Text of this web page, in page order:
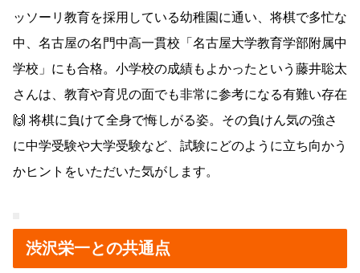
ッソーリ教育を採用している幼稚園に通い、将棋で多忙な
中、名古屋の名門中高一貫校「名古屋大学教育学部附属中
学校」にも合格。小学校の成績もよかったという藤井聡太
さんは、教育や育児の面でも非常に参考になる有難い存在
🙌 将棋に負けて全身で悔しがる姿。その負けん気の強さ
に中学受験や大学受験など、試験にどのように立ち向かう
かヒントをいただいた気がします。
渋沢栄一との共通点